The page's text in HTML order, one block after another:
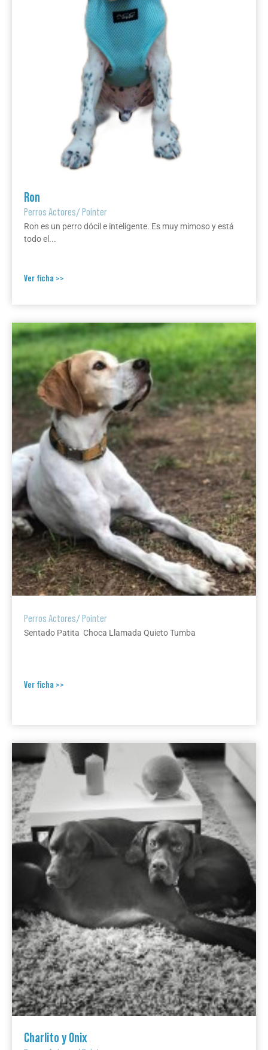
Ron
Perros Actores/Pointer
Ron es un perro dócil e inteligente. Es muy mimoso y está
todo el...
Ver ficha >>
Perros Actores/Pointer
Sentado Patita Choca Llamada Quieto Tumba
Ver ficha >>
Charlito y Onix